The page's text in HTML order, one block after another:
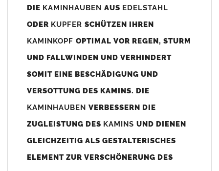
800mm x 740-800mm angefertigt (siehe Bild/Zeichnung unten).
angefertigt werden (bitte anfragen).
(siehe Bild/Zeichnung unten) angefertigt. Sollten die Bohrungen
nicht passen dann bitte "ohne"Bohrungen (Auswahlfeld)
bis 500mm Kaminbreite: Abstand vom Kaminrand ca.
80mm
DIE KAMINHAUBEN AUS EDELSTAHL
ODER KUPFER SCHÜTZEN IHREN
KAMINKOPF OPTIMAL VOR REGEN, STURM
UND FALLWINDEN UND VERHINDERT
SOMIT EINE BESCHÄDIGUNG UND
VERSOTTUNG DES KAMINS. DIE
KAMINHAUBEN VERBESSERN DIE
ZUGLEISTUNG DES KAMINS UND DIENEN
GLEICHZEITIG ALS GESTALTERISCHES
ELEMENT ZUR VERSCHÖNERUNG DES